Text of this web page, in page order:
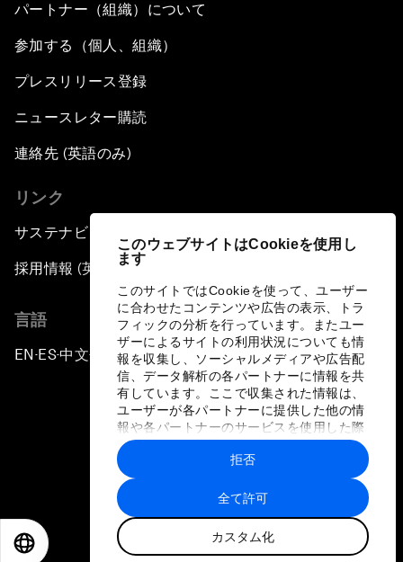
このウェブサイトはCookieを使用し
ます
このサイトではCookieを使って、ユーザー
に合わせたコンテンツや広告の表示、トラ
フィックの分析を行っています。またユー
ザーによるサイトの利用状況についても情
報を収集し、ソーシャルメディアや広告配
信、データ解析の各パートナーに情報を共
有しています。ここで収集された情報は、
ユーザーが各パートナーに提供した他の情
報や各パートナーのサービスを使用した際
に収集された情報と組み合わされ、各パー
トナーによって使用されることがありま
す。
全て許可
カスタム化
拒否
Pandemics and Big Data: Disrupting
China's Millennials
China's Global Ambitions
Unblocking Blockchain
Co-Chair Roundtable: Building a Global Brand
Welcome to the Annual Meeting of the New
Champions 2016
Opening Plenary with Premier Li Keqiang
Financing China's Growth Agenda
Co-Chair Roundtable: Disrupting Mobility
What If: Drugs Are Printed from the Internet?
パートナー（組織）について
参加する（個人、組織）
プレスリリース登録
ニュースレター購読
連絡先 (英語のみ)
リンク
サステナビリティへの取り組み
採用情報 (英語のみ)
言語
EN ▪ES▪中文▪ 日本語
プライバシーポリシーと利用規約
サイトマップ
©
世界経済フォーラム